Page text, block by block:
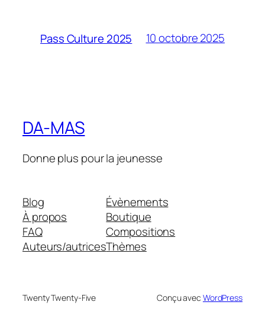
Pass Culture 2025 10 octobre 2025
DA-MAS
Donne plus pour la jeunesse
Blog
À propos
FAQ
Auteurs/autrices
Évènements
Boutique
Compositions
Thèmes
Twenty Twenty-Five Conçu avec WordPress